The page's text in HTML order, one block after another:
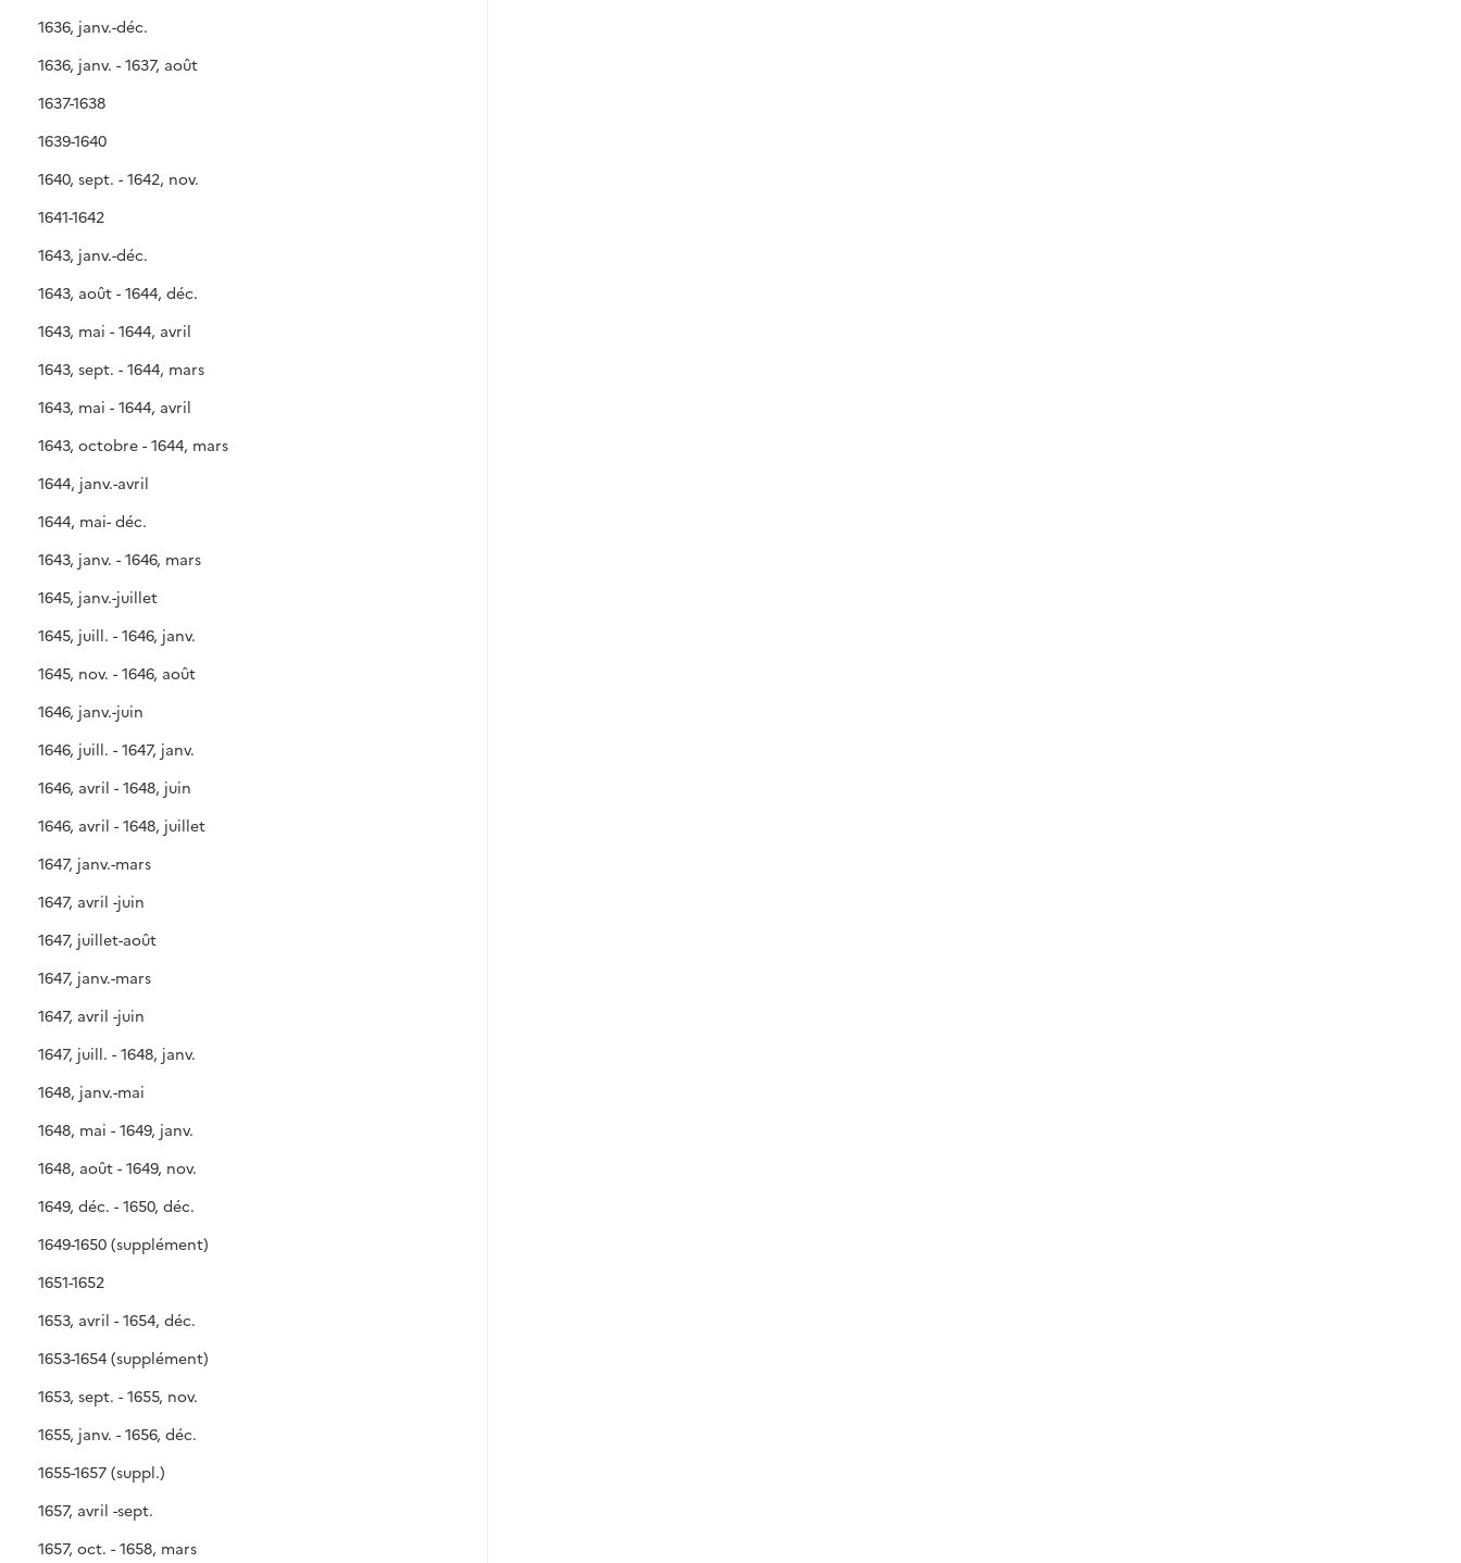
1636, janv.-déc.
1636, janv. - 1637, août
1637-1638
1639-1640
1640, sept. - 1642, nov.
1641-1642
1643, janv.-déc.
1643, août - 1644, déc.
1643, mai - 1644, avril
1643, sept. - 1644, mars
1643, mai - 1644, avril
1643, octobre - 1644, mars
1644, janv.-avril
1644, mai- déc.
1643, janv. - 1646, mars
1645, janv.-juillet
1645, juill. - 1646, janv.
1645, nov. - 1646, août
1646, janv.-juin
1646, juill. - 1647, janv.
1646, avril - 1648, juin
1646, avril - 1648, juillet
1647, janv.-mars
1647, avril -juin
1647, juillet-août
1647, janv.-mars
1647, avril -juin
1647, juill. - 1648, janv.
1648, janv.-mai
1648, mai - 1649, janv.
1648, août - 1649, nov.
1649, déc. - 1650, déc.
1649-1650 (supplément)
1651-1652
1653, avril - 1654, déc.
1653-1654 (supplément)
1653, sept. - 1655, nov.
1655, janv. - 1656, déc.
1655-1657 (suppl.)
1657, avril -sept.
1657, oct. - 1658, mars